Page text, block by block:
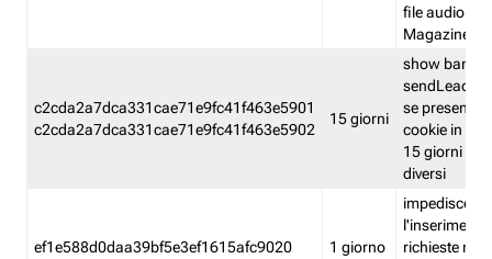
file audio del
Magazine
c2cda2a7dca331cae71e9fc41f463e5901
c2cda2a7dca331cae71e9fc41f463e5902
15 giorni
show banner
sendLead
se presenti
cookie in un
15 giorni e
diversi
ef1e588d0daa39bf5e3ef1615afc9020 1 giorno
impedisce
l'inserimento
richieste